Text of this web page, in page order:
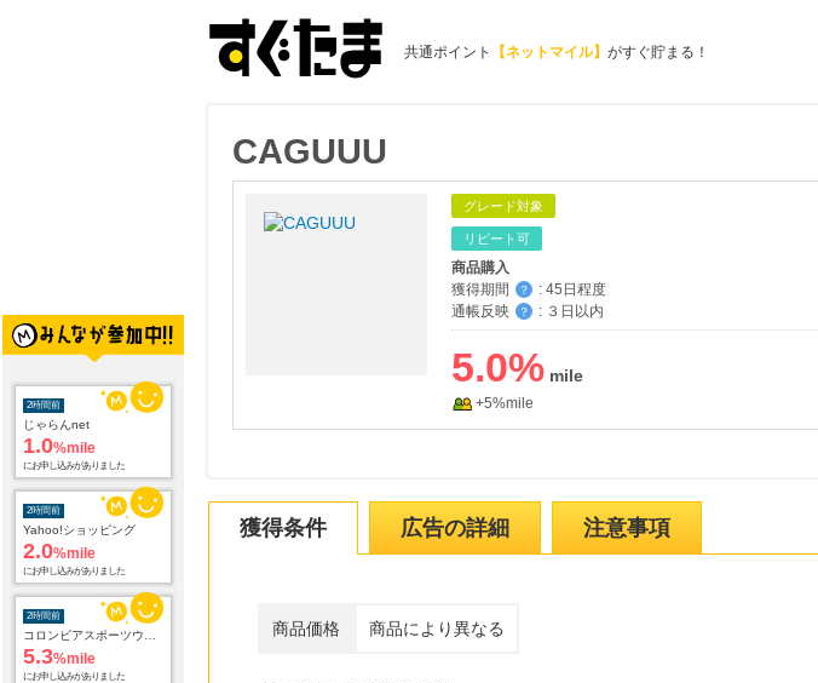
共通ポイント 【ネットマイル】 がすぐ貯まる！
2時間前
Yahoo!ショッピング
2.0%mile
にお申し込みがありました
2時間前
5.3%mile
にお申し込みがありました
2時間前
2.0%mile
にお申し込みがありました
CAGUUU
グレード対象
リピート可
商品購入
獲得期間
？ : 45日程度
通帳反映
？ : ３日以内
5.0%
+5%mile
獲得条件 広告の詳細 注意事項
商品価格 商品により異なる